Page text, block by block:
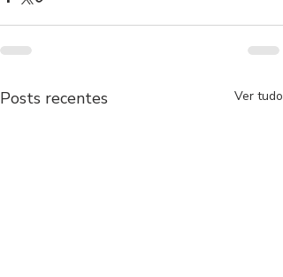
Posts recentes Ver tudo